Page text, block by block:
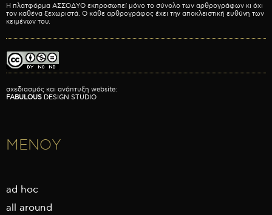
Η πλατφόρμα ΑΣΣΟΔΥΟ εκπροσωπεί μόνο το σύνολο των αρθρογράφων κι όχι
τον καθένα ξεχωριστά. Ο κάθε αρθρογράφος έχει την αποκλειστική ευθύνη των
κειμένων του.
σχεδιασμός και ανάπτυξη website:
FABULOUS DESIGN STUDIO
ΜΕΝΟΥ
ad hoc
all around